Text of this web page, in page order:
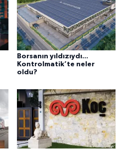
Borsanın yıldızıydı...
Kontrolmatik’te neler
oldu?